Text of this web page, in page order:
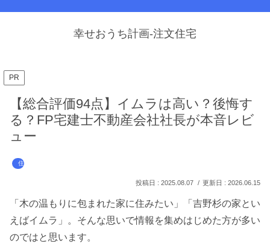
幸せおうち計画-注文住宅
PR
【総合評価94点】イムラは高い？後悔す
る？FP宅建士不動産会社社長が本音レビ
ュー
住宅メーカー
2025.08.07 2026.06.15
「木の温もりに包まれた家に住みたい」「吉野杉の家とい
えばイムラ」。そんな思いで情報を集めはじめた方が多い
のではと思います。